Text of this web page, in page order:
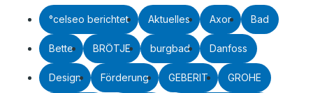
°celseo berichtet Aktuelles Axor Bad
Bette BRÖTJE burgbad Danfoss
Design Förderung GEBERIT GROHE